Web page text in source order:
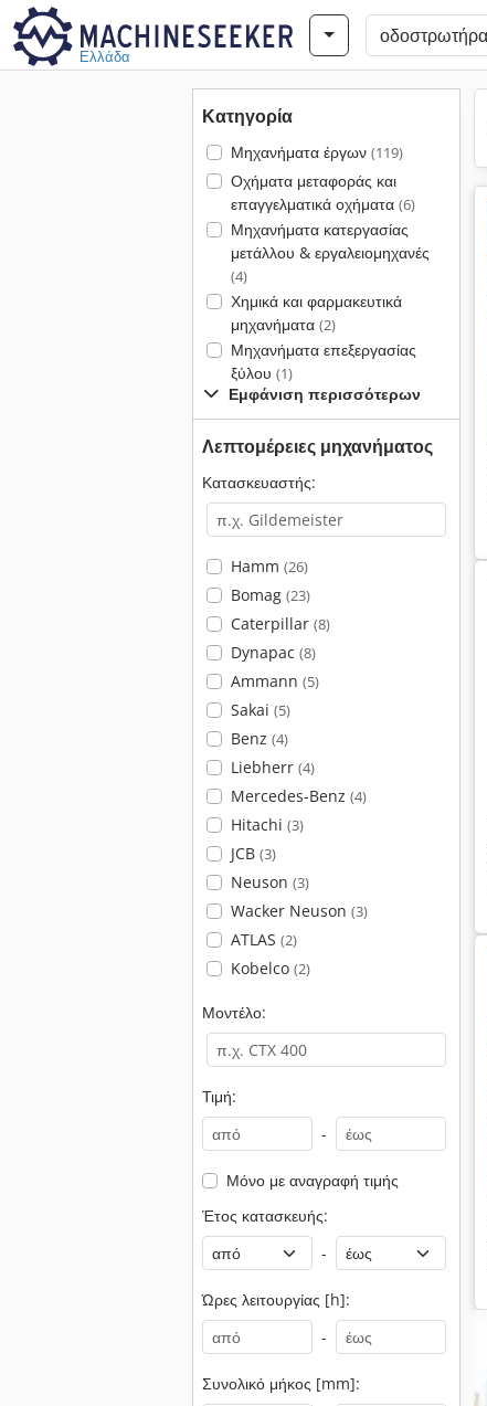
Ελλάδα
Κατηγορία
Μηχανήματα έργων (119)
Οχήματα μεταφοράς και
επαγγελματικά οχήματα (6)
Μηχανήματα κατεργασίας
μετάλλου & εργαλειομηχανές
(4)
Χημικά και φαρμακευτικά
μηχανήματα (2)
Μηχανήματα επεξεργασίας
ξύλου (1)
Εμφάνιση περισσότερων
Λεπτομέρειες μηχανήματος
Κατασκευαστής:
Hamm (26)
Bomag (23)
Caterpillar (8)
Dynapac (8)
Ammann (5)
Sakai (5)
Benz (4)
Liebherr (4)
Mercedes-Benz (4)
Hitachi (3)
JCB (3)
Neuson (3)
Wacker Neuson (3)
ATLAS (2)
Kobelco (2)
Μοντέλο:
Τιμή:
-
Μόνο με αναγραφή τιμής
Έτος κατασκευής:
-
Ώρες λειτουργίας [h]:
-
Συνολικό μήκος [mm]: